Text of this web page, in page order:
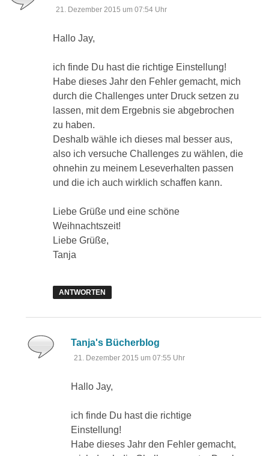
21. Dezember 2015 um 07:54 Uhr
Hallo Jay,
ich finde Du hast die richtige Einstellung!
Habe dieses Jahr den Fehler gemacht, mich
durch die Challenges unter Druck setzen zu
lassen, mit dem Ergebnis sie abgebrochen
zu haben.
Deshalb wähle ich dieses mal besser aus,
also ich versuche Challenges zu wählen, die
ohnehin zu meinem Leseverhalten passen
und die ich auch wirklich schaffen kann.
Liebe Grüße und eine schöne
Weihnachtszeit!
Liebe Grüße,
Tanja
ANTWORTEN
Tanja's Bücherblog
21. Dezember 2015 um 07:55 Uhr
Hallo Jay,
ich finde Du hast die richtige
Einstellung!
Habe dieses Jahr den Fehler gemacht,